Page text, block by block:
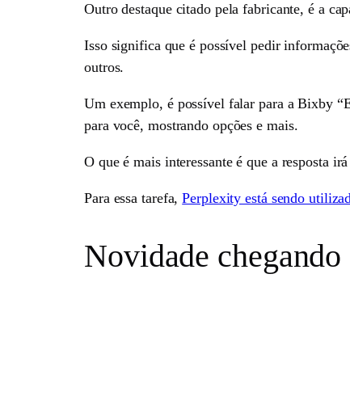
Outro destaque citado pela fabricante, é a
Isso significa que é possível pedir
outros.
Um exemplo, é possível falar para a Bixby
para você, mostrando opções e mais.
O que é mais interessante é que a resposta
Para essa tarefa,Perplexity está sendo
Novidade chegando